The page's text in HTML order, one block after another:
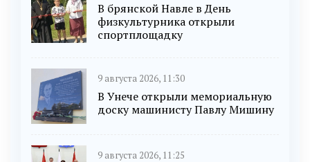
В брянской Навле в День
физкультурника открыли
спортплощадку
9 августа 2026, 11:30
В Унече открыли мемориальную
доску машинисту Павлу Мишину
9 августа 2026, 11:25